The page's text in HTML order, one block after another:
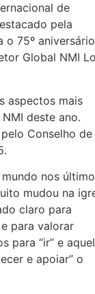
de
pela
o 75º aniversário
Global NMI
aspectos mais
deste ano.
Conselho de
nos
mudou na
claro para
para valorar
para “ir” e
e apoiar” o